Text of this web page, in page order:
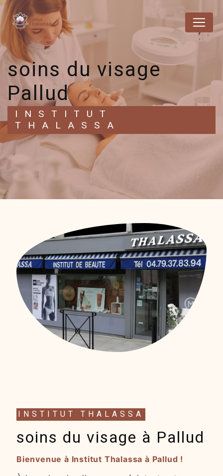
soins du visage
Pallud
INSTITUT
THALASSA
INSTITUT THALASSA
soins du visage à Pallud
Bienvenue à Institut Thalassa à Pallud !
Panneau de gestion des cookies